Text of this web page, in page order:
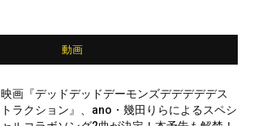
動画
映画『デッドデッドデーモンズデデデデデス
トラクション』、ano・幾田りらによるスペシ